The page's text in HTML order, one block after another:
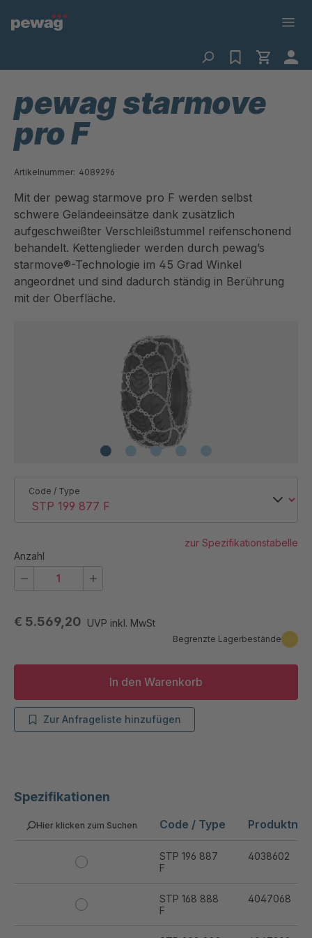
Spezifikationen
Hier klicken zum Suchen Code / Type
STP 196 887
F
4038602
STP 168 888
F
4047068
pewag starmove
pro F
Artikelnummer: 4089296
Mit der pewag starmove pro F werden selbst
schwere Geländeeinsätze dank zusätzlich
aufgeschweißter Verschleißstummel reifenschonend
behandelt. Kettenglieder werden durch pewag’s
starmove®-Technologie im 45 Grad Winkel
angeordnet und sind dadurch ständig in Berührung
mit der Oberfläche.
€ 5.569,20 UVP inkl. MwSt
Begrenzte Lagerbestände
Code / Type
zur Spezifikationstabelle
Anzahl
In den Warenkorb
Zur Anfrageliste hinzufügen